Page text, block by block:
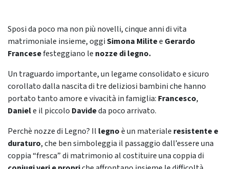
Sposi da poco ma non più novelli, cinque anni di vita
matrimoniale insieme, oggiSimona Militee Gerardo
Francesefesteggiano le nozze di legno.
Un traguardo importante, un legame consolidato e sicuro
corollato dalla nascita di tre deliziosi bambini che hanno
portato tanto amore e vivacità in famiglia: Francesco,
Daniele il piccolo Davideda poco arrivato.
Perchè nozze di Legno? Il legnoè un materiale resistente e
duraturo, che ben simboleggia il passaggio dall’essere una
coppia “fresca” di matrimonio al costituire una coppia di